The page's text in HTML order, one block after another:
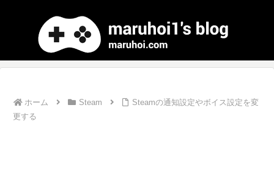
ホーム Steam
Steamの通知設定やボイス設定を変
更する